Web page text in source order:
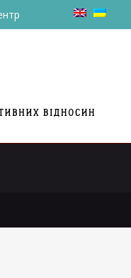
на уровне 0,3-0,6%